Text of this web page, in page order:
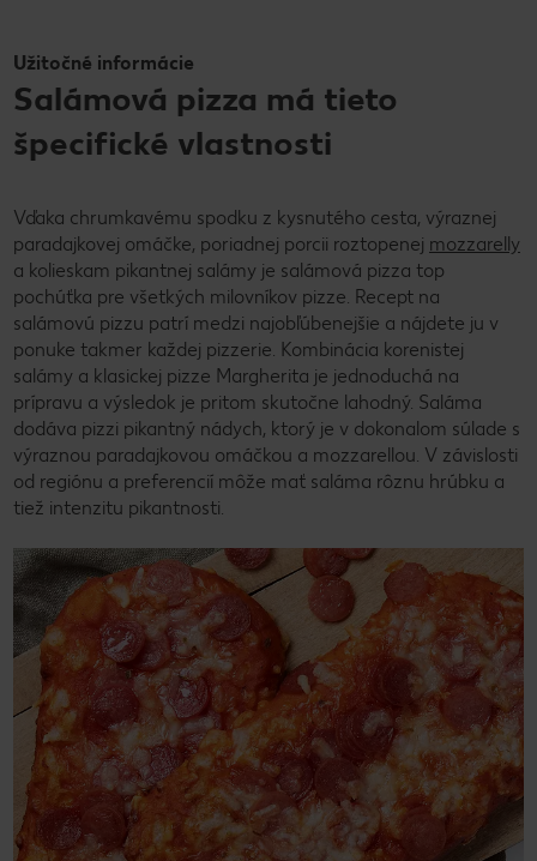
Užitočné informácie
Salámová pizza má tieto
špecifické vlastnosti
Vďaka chrumkavému spodku z kysnutého cesta, výraznej
paradajkovej omáčke, poriadnej porcii roztopenej mozzarelly
a kolieskam pikantnej salámy je salámová pizza top
pochúťka pre všetkých milovníkov pizze. Recept na
salámovú pizzu patrí medzi najobľúbenejšie a nájdete ju v
ponuke takmer každej pizzerie. Kombinácia korenistej
salámy a klasickej pizze Margherita je jednoduchá na
prípravu a výsledok je pritom skutočne lahodný. Saláma
dodáva pizzi pikantný nádych, ktorý je v dokonalom súlade s
výraznou paradajkovou omáčkou a mozzarellou. V závislosti
od regiónu a preferencií môže mať saláma rôznu hrúbku a
tiež intenzitu pikantnosti.